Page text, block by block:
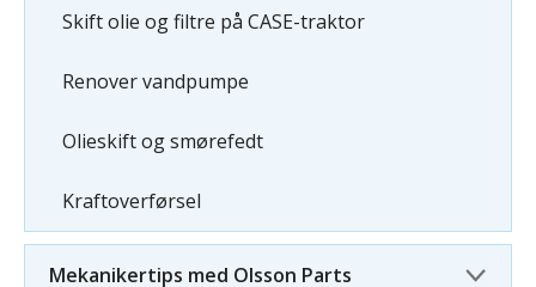
Skift olie og filtre på CASE-traktor
Renover vandpumpe
Olieskift og smørefedt
Kraftoverførsel
Mekanikertips med Olsson Parts